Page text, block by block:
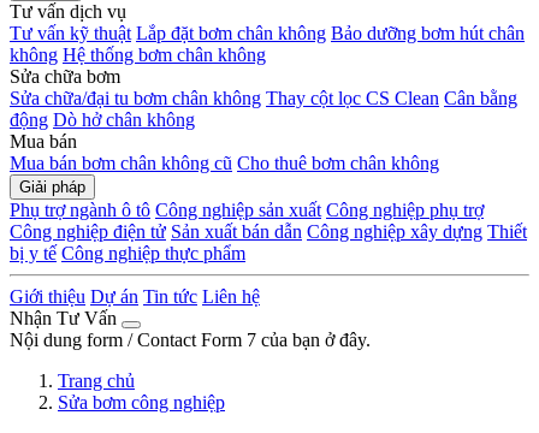
Tư vấn dịch vụ
Tư vấn kỹ thuật Lắp đặt bơm chân không Bảo dưỡng bơm hút chân
không Hệ thống bơm chân không
Sửa chữa bơm
Sửa chữa/đại tu bơm chân không Thay cột lọc CS Clean Cân bằng
động Dò hở chân không
Mua bán
Mua bán bơm chân không cũ Cho thuê bơm chân không
Giải pháp
Phụ trợ ngành ô tô Công nghiệp sản xuất Công nghiệp phụ trợ
Công nghiệp điện tử Sản xuất bán dẫn Công nghiệp xây dựng Thiết
bị y tế Công nghiệp thực phẩm
Giới thiệu Dự án Tin tức Liên hệ
Nhận Tư Vấn
Nội dung form / Contact Form 7 của bạn ở đây.
Trang chủ
Sửa bơm công nghiệp